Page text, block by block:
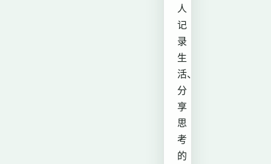
人
记
录
生
活、
分
享
思
考
的